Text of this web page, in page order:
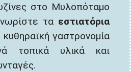
στο Μυλοπόταμο
τα εστιατόρια
κυθηραϊκή γαστρονομία
τοπικά υλικά και